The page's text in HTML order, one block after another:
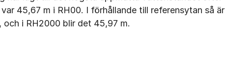
45,67 m i RH00. I förhållande till referensytan så är
och i RH2000 blir det 45,97 m.